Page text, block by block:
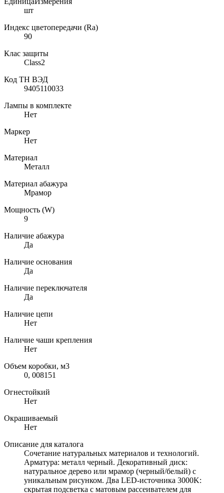
шт
Индекс цветопередачи (Ra)
90
Клас защиты
Class2
Код ТН ВЭД
9405110033
Лампы в комплекте
Нет
Маркер
Нет
Материал
Металл
Материал абажура
Мрамор
Мощность (W)
9
Наличие абажура
Да
Наличие основания
Да
Наличие переключателя
Да
Наличие цепи
Нет
Наличие чаши крепления
Нет
Объем коробки, м3
0, 008151
Огнестойкий
Нет
Окрашиваемый
Нет
Описание для каталога
Сочетание натуральных материалов и технологий.
Арматура: металл черный. Декоративный диск:
натуральное дерево или мрамор (черный/белый) с
уникальным рисунком. Два LED-источника 3000K:
скрытая подсветка с матовым рассеивателем для